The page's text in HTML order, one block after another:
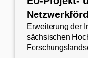
Erweiterung der
sächsischen